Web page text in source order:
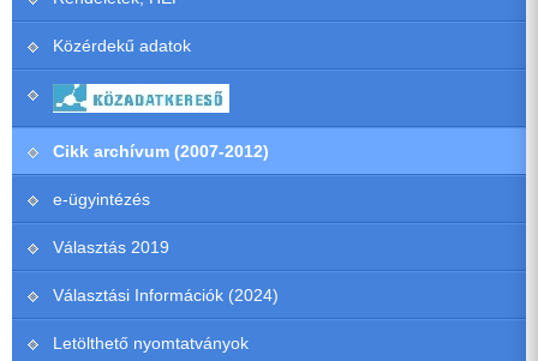
Közérdekű adatok
Cikk archívum (2007-2012)
e-ügyintézés
Választás 2019
Választási Információk (2024)
Letölthető nyomtatványok